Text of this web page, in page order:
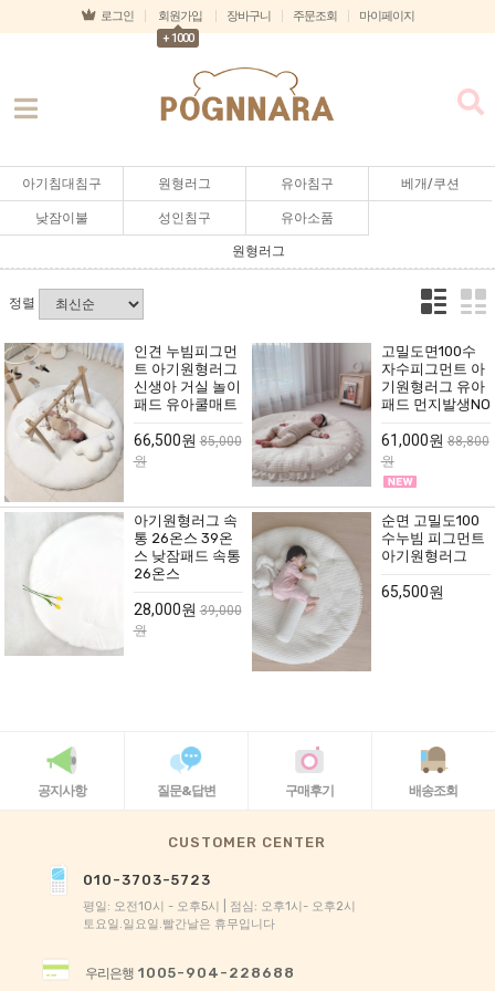
로그인
회원가입
+ 1000
장바구니 주문조회 마이페이지
아기침대침구 원형러그 유아침구 베개/쿠션
낮잠이불 성인침구 유아소품
원형러그
정렬
인견 누빔피그먼
트 아기원형러그
신생아 거실 놀이
패드 유아쿨매트
66,500원 85,000
원
고밀도면100수
자수피그먼트 아
기원형러그 유아
패드 먼지발생NO
61,000원 88,800
원
아기원형러그 속
통 26온스 39온
스 낮잠패드 속통
26온스
28,000원 39,000
원
순면 고밀도100
수누빔 피그먼트
아기원형러그
65,500원
공지사항 질문&답변 구매후기 배송조회
CUSTOMER CENTER
010-3703-5723
평일: 오전10시 - 오후5시 | 점심: 오후1시- 오후2시
토요일.일요일.빨간날은 휴무입니다
우리은행1005-904-228688